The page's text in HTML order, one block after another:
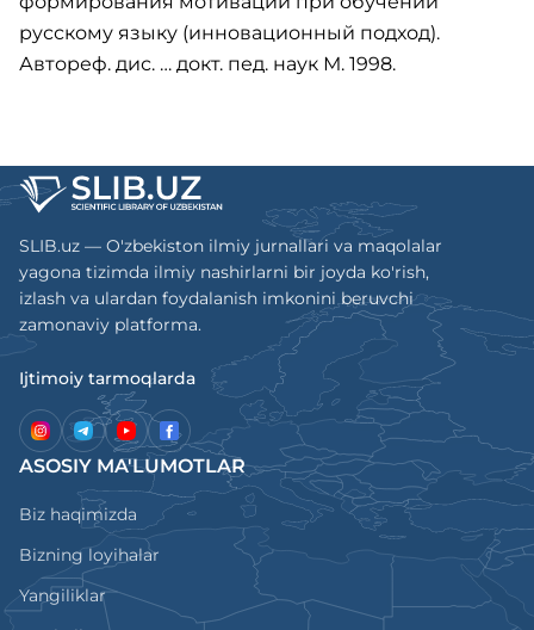
русскому языку (инновационный подход).
Автореф. дис. … докт. пед. наук М. 1998.
SLIB.uz — O'zbekiston ilmiy jurnallari va maqolalar
yagona tizimda ilmiy nashirlarni bir joyda ko'rish,
izlash va ulardan foydalanish imkonini beruvchi
zamonaviy platforma.
Ijtimoiy tarmoqlarda
ASOSIY MA'LUMOTLAR
Biz haqimizda
Bizning loyihalar
Yangiliklar